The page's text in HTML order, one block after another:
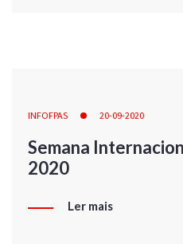
INFOFPAS 20-09-2020
Semana
2020
Ler mais